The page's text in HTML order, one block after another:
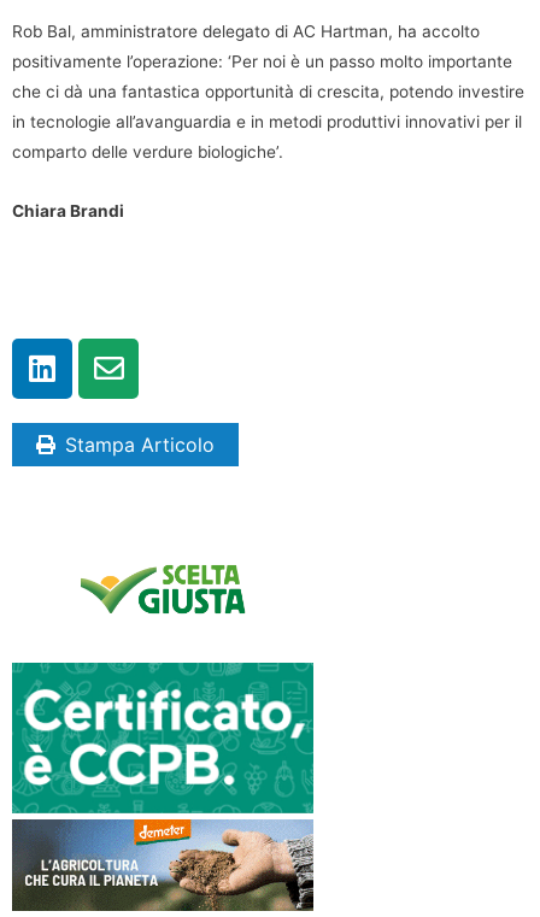
Rob Bal, amministratore delegato di AC Hartman, ha accolto
positivamente l’operazione: ‘Per noi è un passo molto importante
che ci dà una fantastica opportunità di crescita, potendo investire
in tecnologie all’avanguardia e in metodi produttivi innovativi per il
comparto delle verdure biologiche’.
Chiara Brandi
Stampa Articolo